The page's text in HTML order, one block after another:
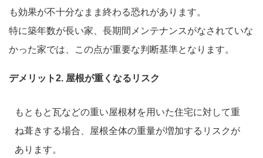
も効果が不十分なまま終わる恐れがあります。
特に築年数が長い家、長期間メンテナンスがなされていな
かった家では、この点が重要な判断基準となります。
デメリット2. 屋根が重くなるリスク
もともと瓦などの重い屋根材を用いた住宅に対して重
ね葺きする場合、屋根全体の重量が増加するリスクが
あります。